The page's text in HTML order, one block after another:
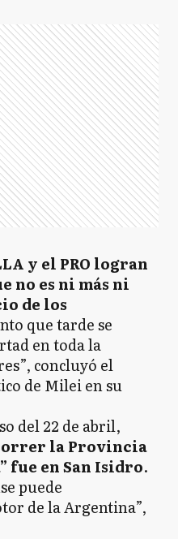
y el PRO logran
no es ni más ni
de los
que tarde se
en toda la
concluyó el
de Milei en su
del 22 de abril,
la Provincia
fue en San Isidro.
puede
de la Argentina”,